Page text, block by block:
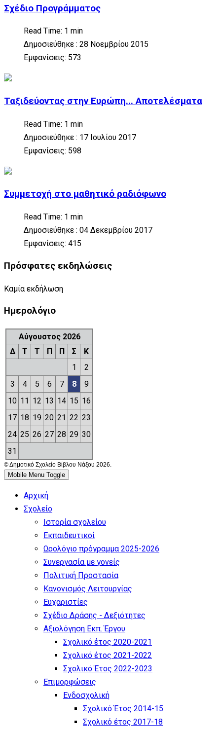
Σχέδιο Προγράμματος
Read Time: 1 min
Δημοσιεύθηκε : 28 Νοεμβρίου 2015
Εμφανίσεις: 573
Ταξιδεύοντας στην Ευρώπη... Αποτελέσματα
Read Time: 1 min
Δημοσιεύθηκε : 17 Ιουλίου 2017
Εμφανίσεις: 598
Συμμετοχή στο μαθητικό ραδιόφωνο
Read Time: 1 min
Δημοσιεύθηκε : 04 Δεκεμβρίου 2017
Εμφανίσεις: 415
Πρόσφατες εκδηλώσεις
Καμία εκδήλωση
Ημερολόγιο
Αύγουστος 2026
Δ
Τ Τ Π Π Σ
Κ
1
2
3
4 5 6 7 8
9
10 11 12 13 14 15 16
17 18 19 20 21 22 23
24 25 26 27 28 29 30
31
© Δημοτικό Σχολείο Βίβλου Νάξου 2026.
Mobile Menu Toggle
Αρχική
Σχολείο
Ιστορία σχολείου
Εκπαιδευτικοί
Ωρολόγιο πρόγραμμα 2025-2026
Συνεργασία με γονείς
Πολιτική Προστασία
Κανονισμός Λειτουργίας
Ευχαριστίες
Σχέδιο Δράσης - Δεξιότητες
Αξιολόγηση Εκπ. Έργου
Σχολικό έτος 2020-2021
Σχολικό έτος 2021-2022
Σχολικό Έτος 2022-2023
Επιμορφώσεις
Ενδοσχολική
Σχολικό Έτος 2014-15
Σχολικό έτος 2017-18